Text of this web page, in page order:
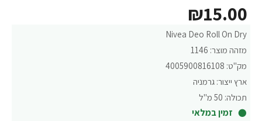
Nivea Deo Roll On Dry
מזהה מוצר: 1146
מק"ט: 4005900816108
ארץ ייצור: גרמניה
תכולה: 50 מ"ל
זמין במלאי
₪15.00